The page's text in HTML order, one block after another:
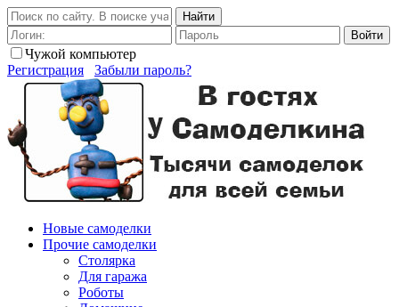
Найти
Войти
Чужой компьютер
Регистрация
Забыли пароль?
Новые самоделки
Прочие самоделки
Столярка
Для гаража
Роботы